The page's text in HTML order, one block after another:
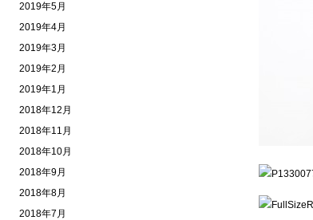
2019年5月
2019年4月
2019年3月
2019年2月
2019年1月
2018年12月
2018年11月
2018年10月
2018年9月
2018年8月
2018年7月